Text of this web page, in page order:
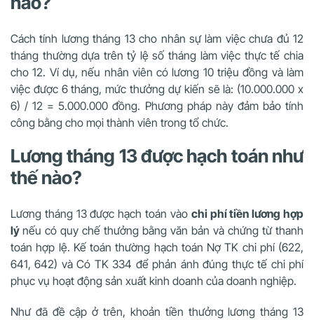
Cách tính lương tháng 13 cho nhân sự làm việc chưa đủ 12
tháng thường dựa trên tỷ lệ số tháng làm việc thực tế chia
cho 12. Ví dụ, nếu nhân viên có lương 10 triệu đồng và làm
việc được 6 tháng, mức thưởng dự kiến sẽ là: (10.000.000 x
6) / 12 = 5.000.000 đồng. Phương pháp này đảm bảo tính
công bằng cho mọi thành viên trong tổ chức.
Lương tháng 13 được hạch toán như
thế nào?
Lương tháng 13 được hạch toán vào chi phí tiền lương hợp
lý nếu có quy chế thưởng bằng văn bản và chứng từ thanh
toán hợp lệ. Kế toán thường hạch toán Nợ TK chi phí (622,
641, 642) và Có TK 334 để phản ánh đúng thực tế chi phí
phục vụ hoạt động sản xuất kinh doanh của doanh nghiệp.
Như đã đề cập ở trên, khoản tiền thưởng lương tháng 13